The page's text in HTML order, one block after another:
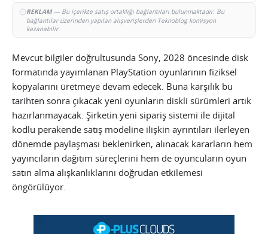
REKLAM— Bu içerikte satış ortaklığı bağlantıları bulunmaktadır. Bu
bağlantılar üzerinden yapılan alışverişlerden Teknoblog komisyon
kazanabilir.
Mevcut bilgiler doğrultusunda Sony, 2028 öncesinde disk
formatında yayımlanan PlayStation oyunlarının fiziksel
kopyalarını üretmeye devam edecek. Buna karşılık bu
tarihten sonra çıkacak yeni oyunların diskli sürümleri artık
hazırlanmayacak. Şirketin yeni sipariş sistemi ile dijital
kodlu perakende satış modeline ilişkin ayrıntıları ilerleyen
dönemde paylaşması beklenirken, alınacak kararların hem
yayıncıların dağıtım süreçlerini hem de oyuncuların oyun
satın alma alışkanlıklarını doğrudan etkilemesi
öngörülüyor.